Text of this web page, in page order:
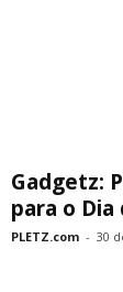
Gadgetz:
para o Dia
PLETZ.com - 30